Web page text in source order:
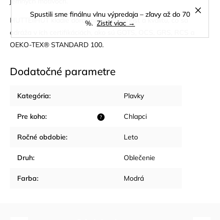
Spustili sme finálnu vlnu výpredaja – zľavy až do 70
%. Zistiť viac →
HUTTEliHUT kladie dôraz na udržateľnosť a kvalitu, čo sa
odráža v ich certifikáciách, ako sú GOTS, OCS, GRS, RCS a
OEKO-TEX® STANDARD 100.
Dodatočné parametre
Kategória: Plavky
?
Pre koho: Chlapci
Ročné obdobie: Leto
Druh: Oblečenie
Farba: Modrá